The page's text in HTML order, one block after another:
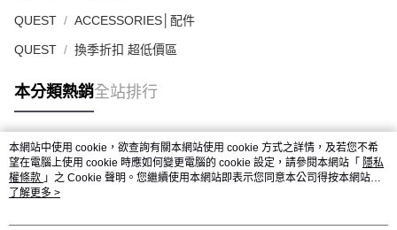
QUEST ACCESSORIES│配件
QUEST 換季折扣 超低價區
本分類熱銷全站排行
熱門標籤
本網站中使用 cookie，欲查詢有關本網站使用 cookie 方式之詳情，及若您不希
望在電腦上使用 cookie 時應如何變更電腦的 cookie 設定，請參閱本網站「 隱私
權條款 」之 Cookie 聲明。您繼續使用本網站即表示您同意本公司得按本網站使
用條款之 Cookie 聲明使用 cookie。
了解更多 >